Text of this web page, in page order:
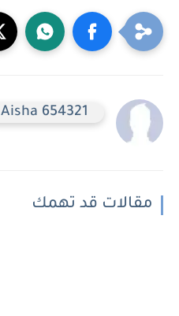
Aisha 654321
مقالات قد تهمك